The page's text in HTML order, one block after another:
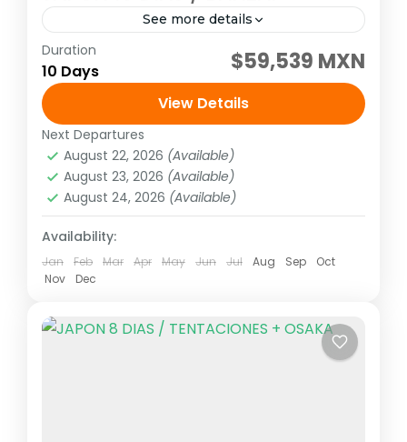
See more details
Visitando: Tokio, Hakone, Kioto, Nara,
Kanazawa, Shirakawago, Takayama y
Gero/Gifu Salidas: Todos los Martes o
viernes o lunes (garantizadas con un
mínimo de dos personas...
Asia,Asia del extremo oriente
1 Person
Duration
10 Days $59,539 MXN
View Details
Next Departures
August 22, 2026 (Available)
August 23, 2026 (Available)
August 24, 2026 (Available)
Availability:
Jan Feb Mar Apr May Jun Jul Aug Sep
Oct
Nov
Dec